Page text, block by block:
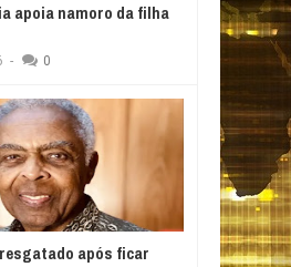
apoia namoro da filha
- 0
após ficar